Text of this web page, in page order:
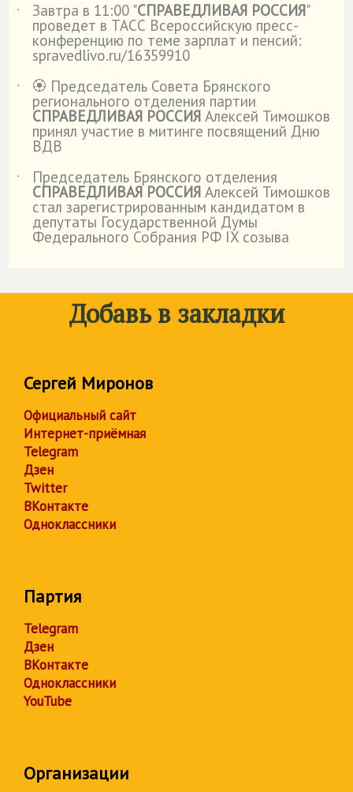
˙
Завтра в 11:00 "СПРАВЕДЛИВАЯ РОССИЯ"
проведет в ТАСС Всероссийскую пресс-
конференцию по теме зарплат и пенсий:
spravedlivo.ru/16359910
˙
🏵️ Председатель Совета Брянского
регионального отделения партии
СПРАВЕДЛИВАЯ РОССИЯ Алексей Тимошков
принял участие в митинге посвящений Дню
ВДВ
˙
Председатель Брянского отделения
СПРАВЕДЛИВАЯ РОССИЯ Алексей Тимошков
стал зарегистрированным кандидатом в
депутаты Государственной Думы
Федерального Собрания РФ IX созыва
Добавь в закладки
Сергей Миронов
Официальный сайт
Интернет-приёмная
Telegram
Дзен
Twitter
ВКонтакте
Одноклассники
Партия
Telegram
Дзен
ВКонтакте
Одноклассники
YouTube
Организации